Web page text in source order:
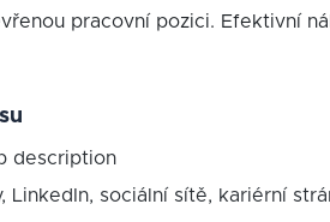
pracovní pozici. Efektivní
description
LinkedIn, sociální sítě, kariérní